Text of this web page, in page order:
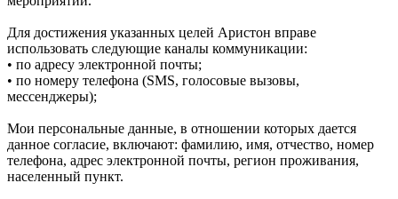
Для достижения указанных целей Аристон вправе
использовать следующие каналы коммуникации:
• по адресу электронной почты;
• по номеру телефона (SMS, голосовые вызовы,
мессенджеры);
Мои персональные данные, в отношении которых дается
данное согласие, включают: фамилию, имя, отчество, номер
телефона, адрес электронной почты, регион проживания,
населенный пункт.